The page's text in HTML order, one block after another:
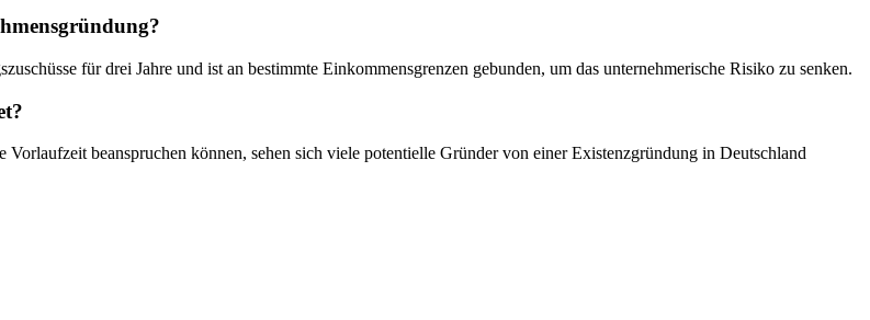
für drei Jahre und ist an bestimmte Einkommensgrenzen gebunden, um das unternehmerische Risiko zu senken.
beanspruchen können, sehen sich viele potentielle Gründer von einer Existenzgründung in Deutschland